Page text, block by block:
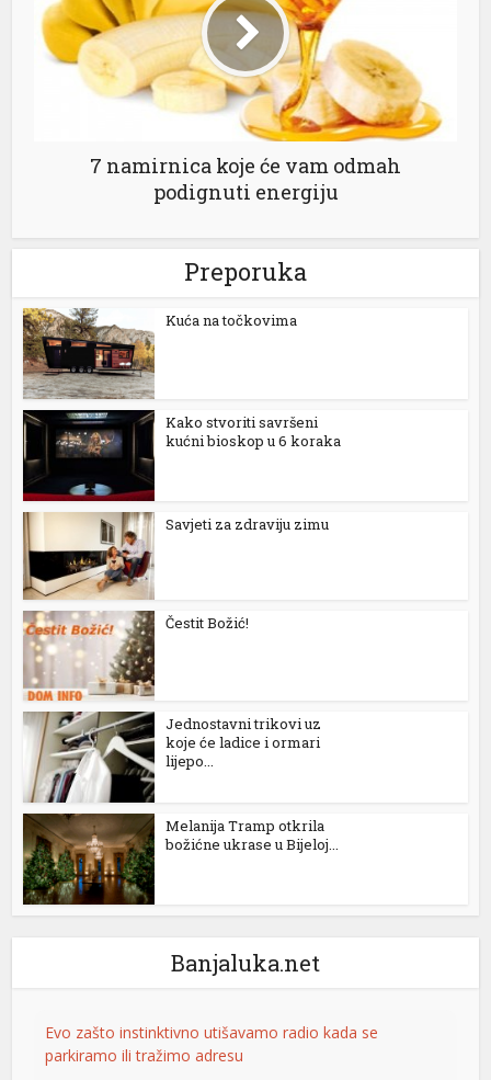
7 namirnica koje će vam odmah
podignuti energiju
Preporuka
Kuća na točkovima
Kako stvoriti savršeni
kućni bioskop u 6 koraka
Savjeti za zdraviju zimu
Čestit Božić!
Jednostavni trikovi uz
koje će ladice i ormari
lijepo...
Melanija Tramp otkrila
božićne ukrase u Bijeloj...
Banjaluka.net
Evo zašto instinktivno utišavamo radio kada se
parkiramo ili tražimo adresu